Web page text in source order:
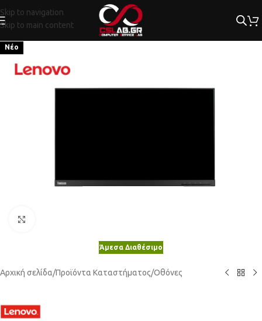
Skip to navigation
Skip to main content
Νέο
Άμεσα Διαθέσιμο
Αρχική σελίδα/Προϊόντα Καταστήματος/Οθόνες